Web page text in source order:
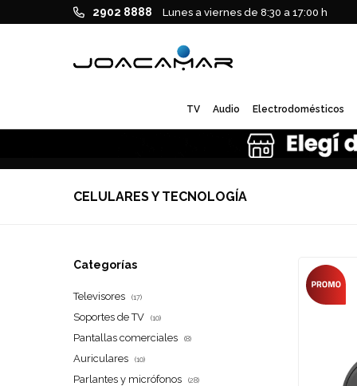
TV Audio Electrodomésticos
2902 8888 Lunes a viernes de 8:30 a 17:00 h
CELULARES Y TECNOLOGÍA
Categorías
Televisores (17)
Soportes de TV (10)
Pantallas comerciales (8)
Auriculares (10)
Parlantes y micrófonos (28)